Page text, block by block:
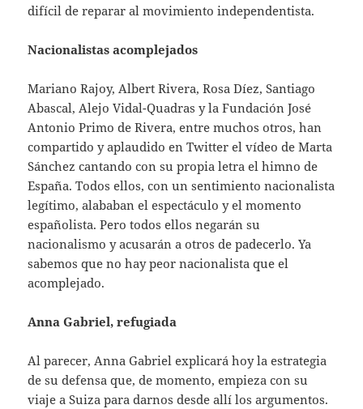
difícil de reparar al movimiento independentista.
Nacionalistas acomplejados
Mariano Rajoy, Albert Rivera, Rosa Díez, Santiago
Abascal, Alejo Vidal-Quadras y la Fundación José
Antonio Primo de Rivera, entre muchos otros, han
compartido y aplaudido en Twitter el vídeo de Marta
Sánchez cantando con su propia letra el himno de
España. Todos ellos, con un sentimiento nacionalista
legítimo, alababan el espectáculo y el momento
españolista. Pero todos ellos negarán su
nacionalismo y acusarán a otros de padecerlo. Ya
sabemos que no hay peor nacionalista que el
acomplejado.
Anna Gabriel, refugiada
Al parecer, Anna Gabriel explicará hoy la estrategia
de su defensa que, de momento, empieza con su
viaje a Suiza para darnos desde allí los argumentos.